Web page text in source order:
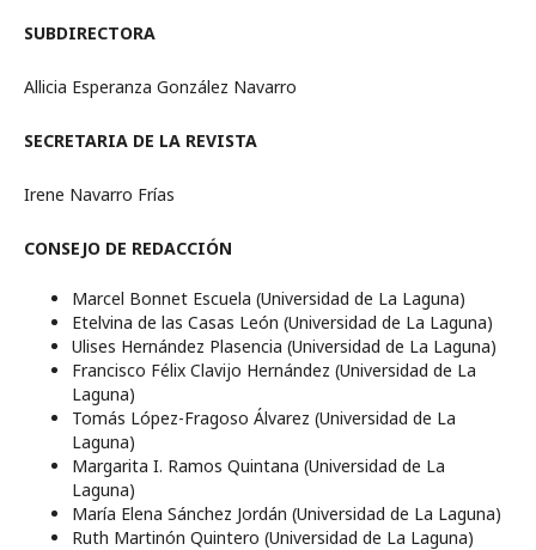
SUBDIRECTORA
Allicia Esperanza González Navarro
SECRETARIA DE LA REVISTA
Irene Navarro Frías
CONSEJO DE REDACCIÓN
Marcel Bonnet Escuela (Universidad de La Laguna)
Etelvina de las Casas León (Universidad de La Laguna)
Ulises Hernández Plasencia (Universidad de La Laguna)
Francisco Félix Clavijo Hernández (Universidad de La
Laguna)
Tomás López-Fragoso Álvarez (Universidad de La
Laguna)
Margarita I. Ramos Quintana (Universidad de La
Laguna)
María Elena Sánchez Jordán (Universidad de La Laguna)
Ruth Martinón Quintero (Universidad de La Laguna)